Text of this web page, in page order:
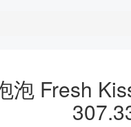
泡 Fresh